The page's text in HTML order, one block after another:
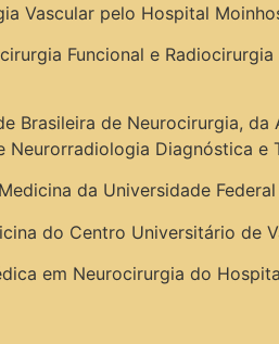
Vascular pelo Hospital
Funcional e
Brasileira de Neurocirurgia,
Neurorradiologia Diagnóstica e
da Universidade
do Centro Universitário de
em Neurocirurgia do